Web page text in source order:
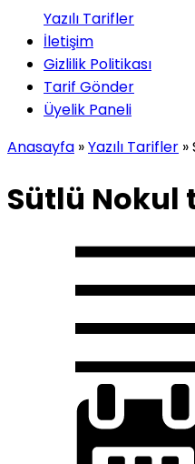
Yazılı Tarifler
İletişim
Gizlilik Politikası
Tarif Gönder
Üyelik Paneli
Anasayfa »Yazılı Tarifler »
Sütlü Nokul